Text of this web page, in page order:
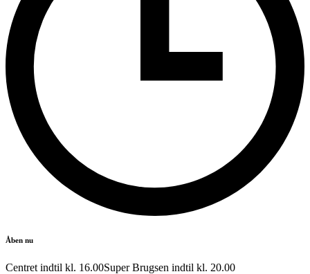
Åben nu
Centret indtil kl. 16.00Super Brugsen indtil kl. 20.00